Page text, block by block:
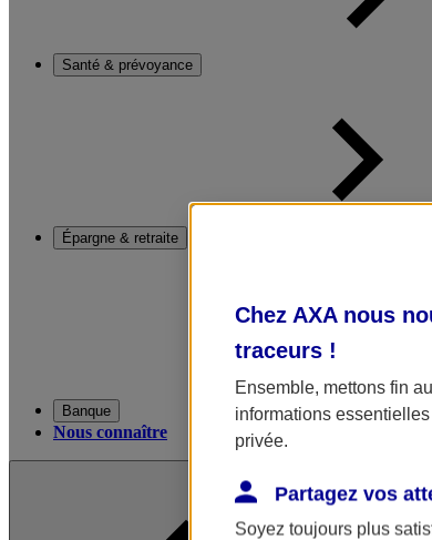
Santé & prévoyance
Épargne & retraite
Banque
Nous connaître
Chez AXA nous
traceurs !
Ensemble, mettons fin
informations
privée.
Partagez vos
Soyez toujours plus